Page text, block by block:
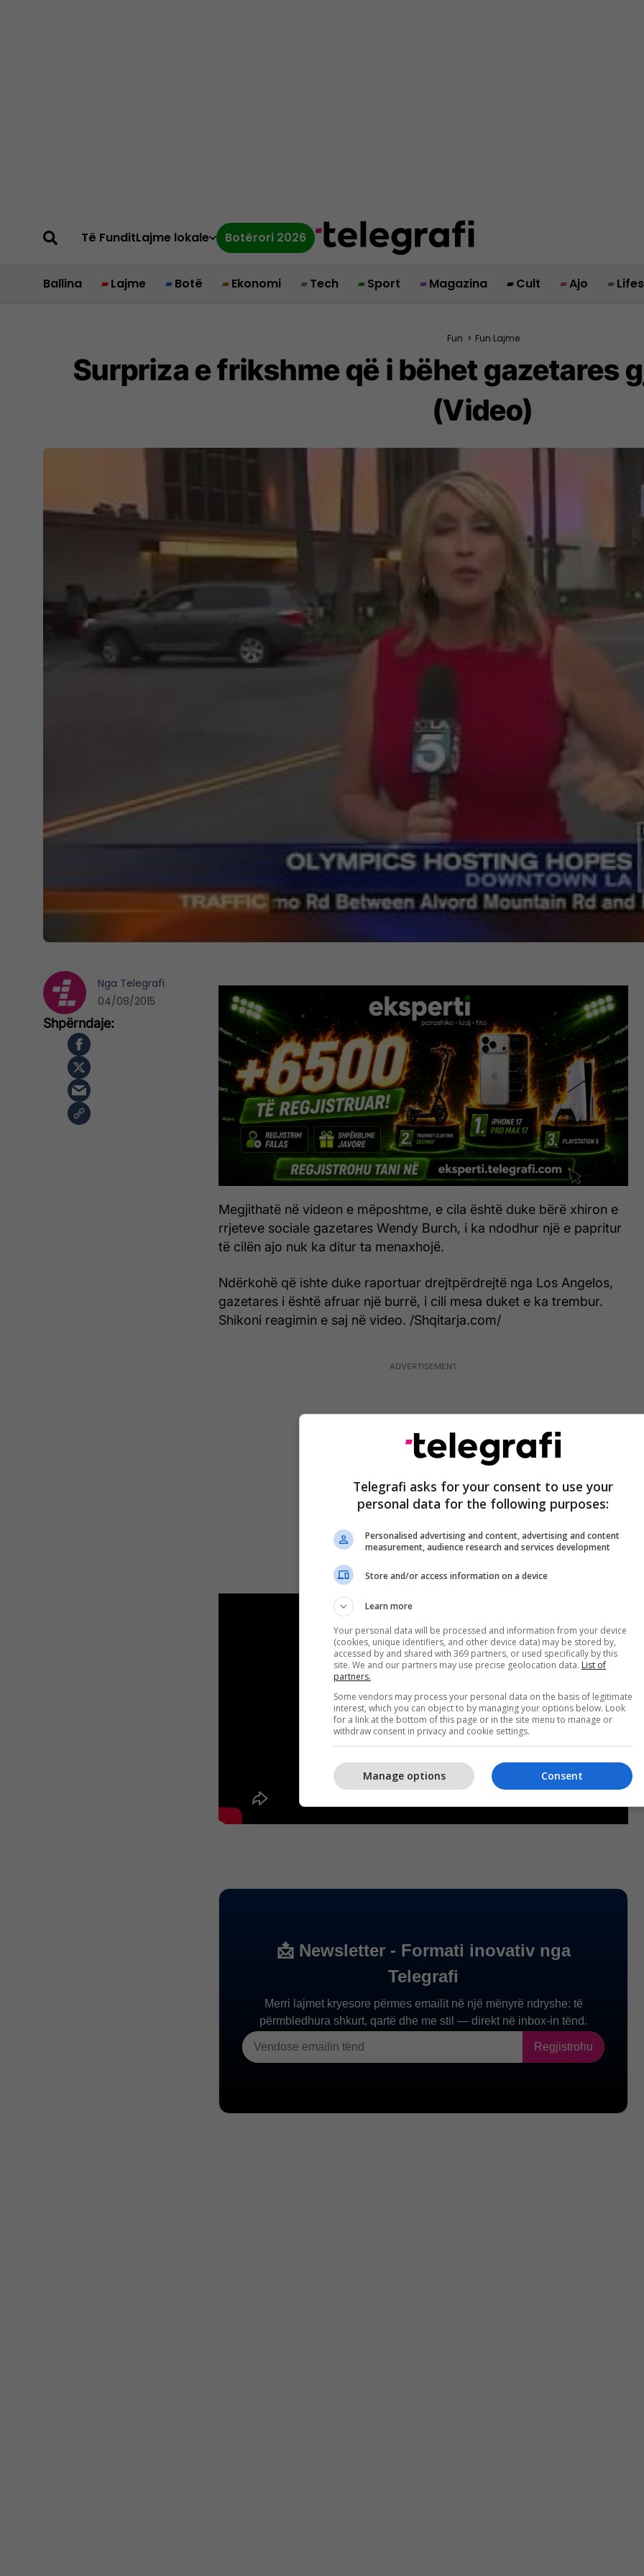
Të FunditLajme lokale Botërori 2026
Ballina Lajme Botë Ekonomi Tech Sport Magazina Cult Ajo
Fun > Fun Lajme
Surpriza e frikshme që i bëhet gazetares
(Video)
Megjithatë në videon e mëposhtme, e cila është duke bërë xhiron e
rrjeteve sociale gazetares Wendy Burch, i ka ndodhur një e papritur
të cilën ajo nuk ka ditur ta menaxhojë.
Ndërkohë që ishte duke raportuar drejtpërdrejtë nga Los Angelos,
gazetares i është afruar një burrë, i cili mesa duket e ka trembur.
Shikoni reagimin e saj në video. /Shqitarja.com/
Nga Telegrafi
04/08/2015
Telegrafi asks for your consent to use your
personal data for the following purposes:
Personalised advertising and content, advertising and content
measurement, audience research and services development
Store and/or access information on a device
Learn more
Your personal data will be processed and information from your device
(cookies, unique identifiers, and other device data) may be stored by,
accessed by and shared with 369 partners, or used specifically by this
site. We and our partners may use precise geolocation data. List of
partners.
Some vendors may process your personal data on the basis of legitimate
interest, which you can object to by managing your options below. Look
for a link at the bottom of this page or in the site menu to manage or
withdraw consent in privacy and cookie settings.
Consent
Manage options